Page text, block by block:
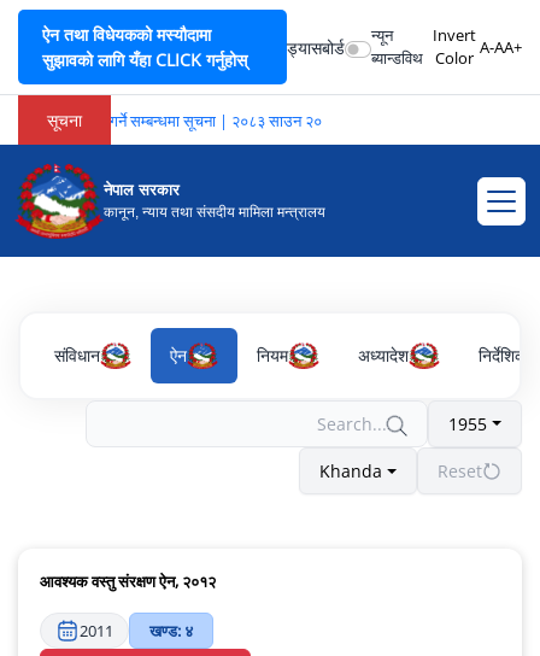
ऐन तथा विधेयकको मस्यौदामा
सुझावको लागि यँहा CLICK गर्नुहोस्
ड्यासबोर्ड
न्यून
ब्यान्डविथ
Invert
Color
A-AA+
सूचना
(रोस्टर) तयार गर्ने सम्बन्धमा सूचना | २०८३ साउन २०
नेपाल सरकार
कानून, न्याय तथा संसदीय मामिला मन्त्रालय
संविधान ऐन नियम अध्यादेश निर्देशिका
1955
Khanda Reset
आवश्यक वस्तु संरक्षण ऐन, २०१२
2011 खण्ड: ४